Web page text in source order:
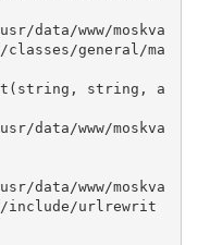
general/ma
string, a
include/urlrewrit